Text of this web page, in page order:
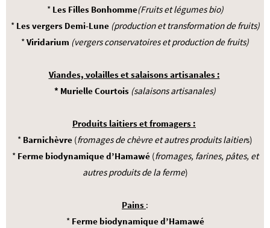
* Les Filles Bonhomme(Fruits et légumes bio)
* Les vergers Demi-Lune (production et transformation de fruits)
*Viridarium (vergers conservatoires et production de fruits)
Viandes, volailles et salaisons artisanales :
* Murielle Courtois (salaisons artisanales)
Produits laitiers et fromagers :
* Barnichèvre (fromages de chèvre et autres produits laitiers)
* Ferme biodynamique d’Hamawé(fromages, farines, pâtes, et
autres produits de la ferme)
Pains :
* Ferme biodynamique d’Hamawé